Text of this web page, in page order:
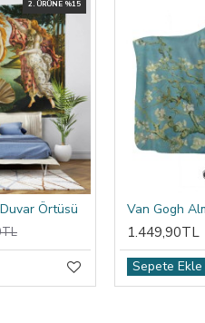
2. ÜRÜNE %15
Örtüsü
1.449,90TL
Sepete Ekle